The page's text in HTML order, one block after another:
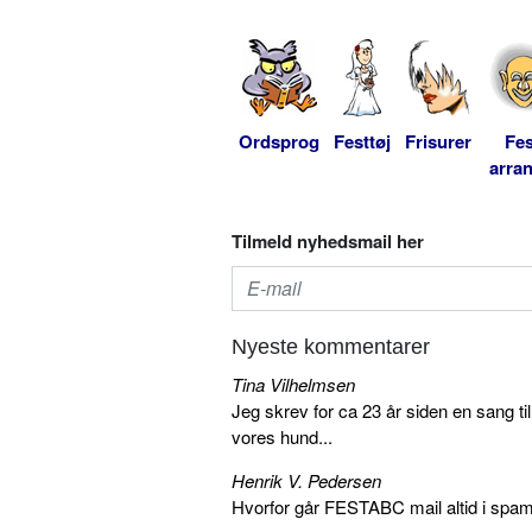
Ordsprog Festtøj Frisurer
Tilmeld nyhedsmail her
Nyeste kommentarer
Tina Vilhelmsen
Jeg skrev for ca 23 år siden en sang
vores hund...
Henrik V. Pedersen
Hvorfor går FESTABC mail altid i